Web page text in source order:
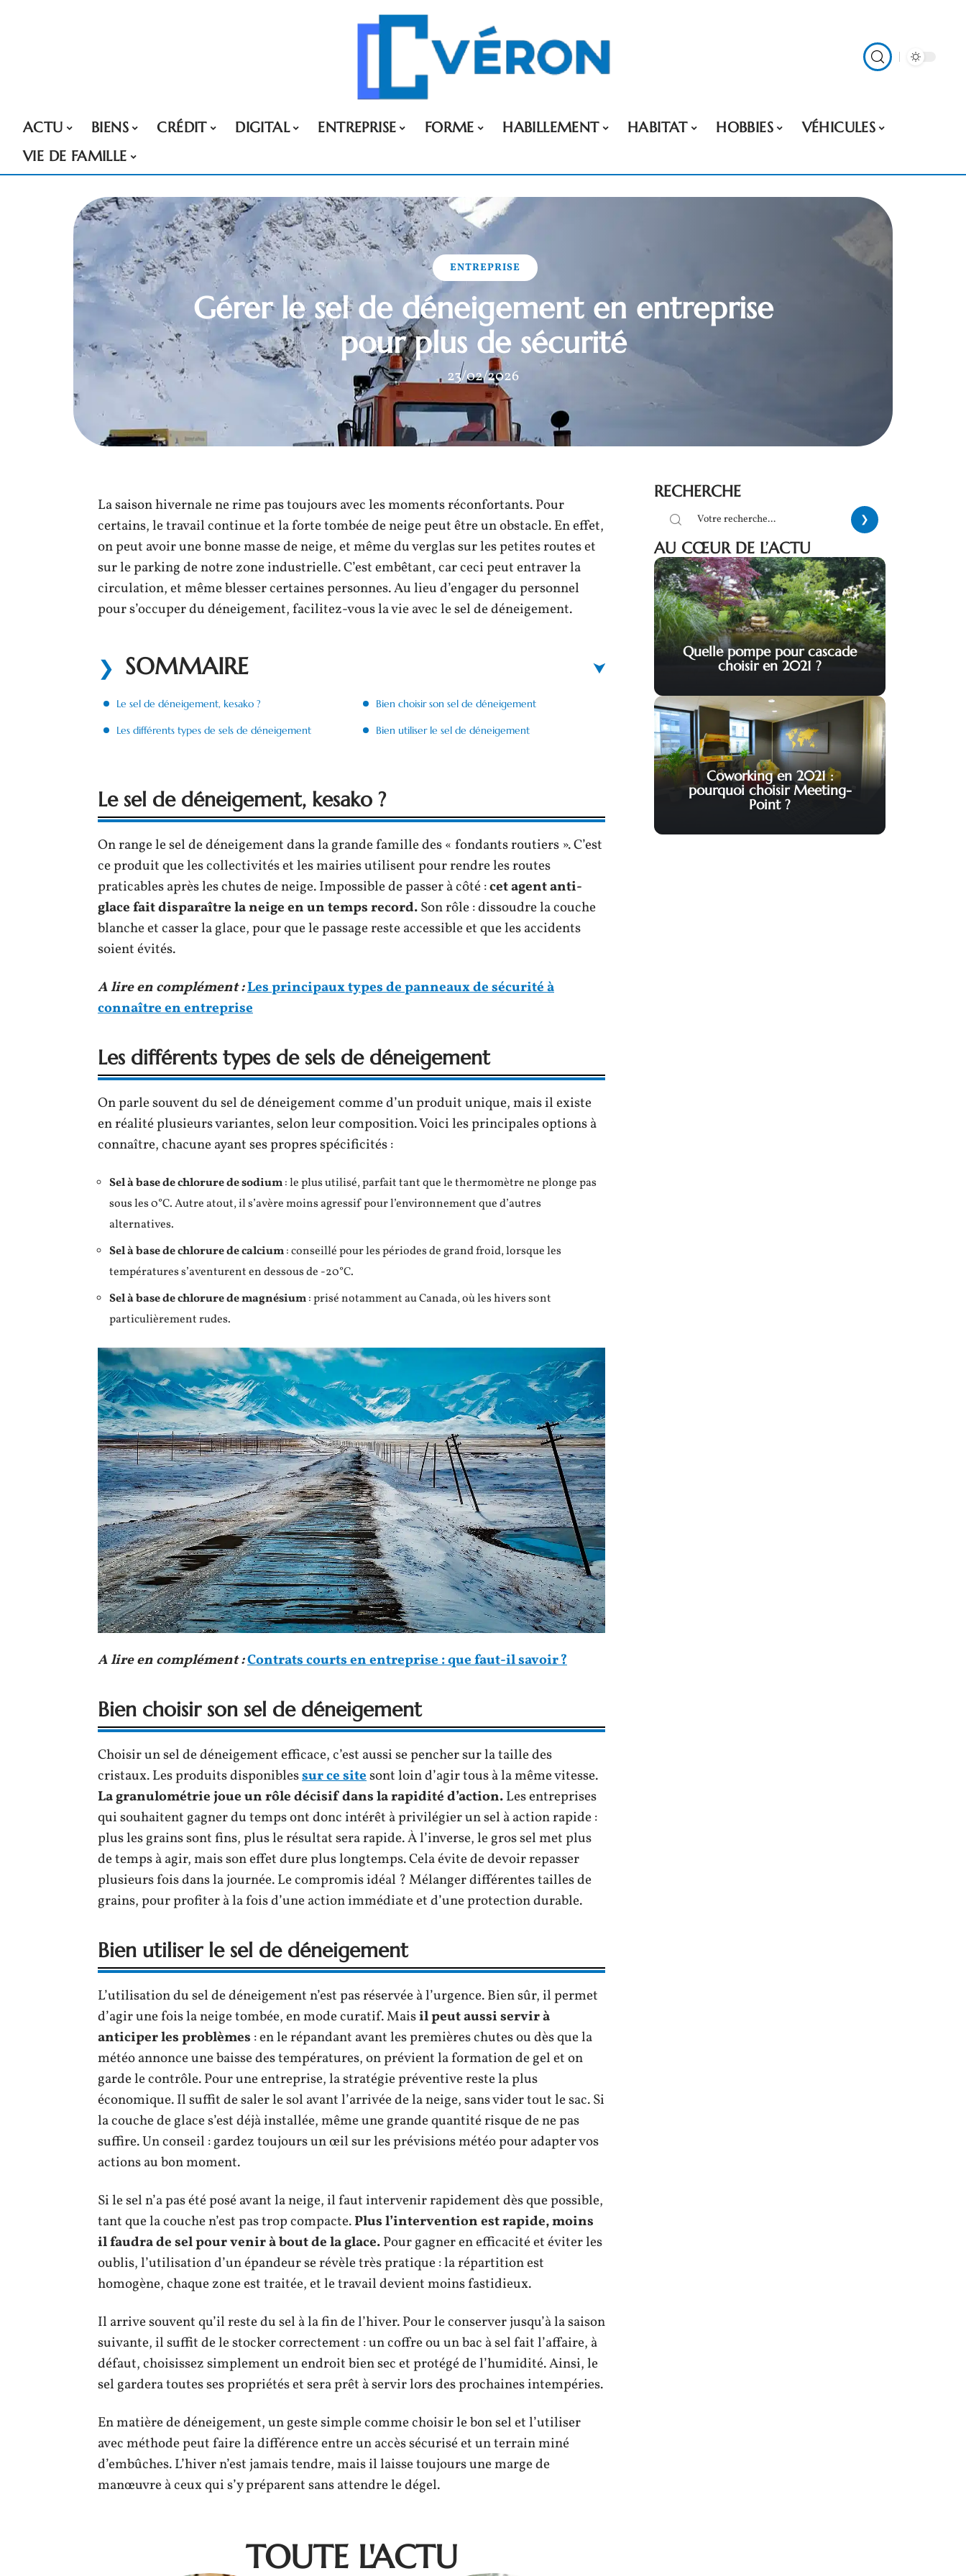
ACTU BIENS CRÉDIT DIGITAL ENTREPRISE FORME HABILLEMENT HABITAT HOBBIES
VÉHICULES
VIE DE FAMILLE
ENTREPRISE
Gérer le sel de déneigement en entreprise
pour plus de sécurité
23/02/2026
La saison hivernale ne rime pas toujours avec les moments réconfortants. Pour
certains, le travail continue et la forte tombée de neige peut être un obstacle. En effet,
on peut avoir une bonne masse de neige, et même du verglas sur les petites routes et
sur le parking de notre zone industrielle. C’est embêtant, car ceci peut entraver la
circulation, et même blesser certaines personnes. Au lieu d’engager du personnel
pour s’occuper du déneigement, facilitez-vous la vie avec le sel de déneigement.
SOMMAIRE
Le sel de déneigement, kesako ?
Les différents types de sels de déneigement
Bien choisir son sel de déneigement
Bien utiliser le sel de déneigement
Le sel de déneigement, kesako ?
On range le sel de déneigement dans la grande famille des « fondants routiers ». C’est
ce produit que les collectivités et les mairies utilisent pour rendre les routes
praticables après les chutes de neige. Impossible de passer à côté :cet agent anti-
glace fait disparaître la neige en un temps record.Son rôle : dissoudre la couche
blanche et casser la glace, pour que le passage reste accessible et que les accidents
soient évités.
A lire en complément :Les principaux types de panneaux de sécurité à
connaître en entreprise
Les différents types de sels de déneigement
On parle souvent du sel de déneigement comme d’un produit unique, mais il existe
en réalité plusieurs variantes, selon leur composition. Voici les principales options à
connaître, chacune ayant ses propres spécificités :
Sel à base de chlorure de sodium: le plus utilisé, parfait tant que le thermomètre ne plonge pas
sous les 0°C. Autre atout, il s’avère moins agressif pour l’environnement que d’autres
alternatives.
Sel à base de chlorure de calcium: conseillé pour les périodes de grand froid, lorsque les
températures s’aventurent en dessous de -20°C.
Sel à base de chlorure de magnésium: prisé notamment au Canada, où les hivers sont
particulièrement rudes.
A lire en complément :Contrats courts en entreprise : que faut-il savoir ?
Bien choisir son sel de déneigement
Choisir un sel de déneigement efficace, c’est aussi se pencher sur la taille des
cristaux. Les produits disponiblessur ce sitesont loin d’agir tous à la même vitesse.
La granulométrie joue un rôle décisif dans la rapidité d’action.Les entreprises
qui souhaitent gagner du temps ont donc intérêt à privilégier un sel à action rapide :
plus les grains sont fins, plus le résultat sera rapide. À l’inverse, le gros sel met plus
de temps à agir, mais son effet dure plus longtemps. Cela évite de devoir repasser
plusieurs fois dans la journée. Le compromis idéal ? Mélanger différentes tailles de
grains, pour profiter à la fois d’une action immédiate et d’une protection durable.
Bien utiliser le sel de déneigement
L’utilisation du sel de déneigement n’est pas réservée à l’urgence. Bien sûr, il permet
d’agir une fois la neige tombée, en mode curatif. Maisil peut aussi servir à
anticiper les problèmes : en le répandant avant les premières chutes ou dès que la
météo annonce une baisse des températures, on prévient la formation de gel et on
garde le contrôle. Pour une entreprise, la stratégie préventive reste la plus
économique. Il suffit de saler le sol avant l’arrivée de la neige, sans vider tout le sac. Si
la couche de glace s’est déjà installée, même une grande quantité risque de ne pas
suffire. Un conseil : gardez toujours un œil sur les prévisions météo pour adapter vos
actions au bon moment.
Si le sel n’a pas été posé avant la neige, il faut intervenir rapidement dès que possible,
tant que la couche n’est pas trop compacte.Plus l’intervention est rapide, moins
il faudra de sel pour venir à bout de la glace.Pour gagner en efficacité et éviter les
oublis, l’utilisation d’un épandeur se révèle très pratique : la répartition est
homogène, chaque zone est traitée, et le travail devient moins fastidieux.
Il arrive souvent qu’il reste du sel à la fin de l’hiver. Pour le conserver jusqu’à la saison
suivante, il suffit de le stocker correctement : un coffre ou un bac à sel fait l’affaire, à
défaut, choisissez simplement un endroit bien sec et protégé de l’humidité. Ainsi, le
sel gardera toutes ses propriétés et sera prêt à servir lors des prochaines intempéries.
En matière de déneigement, un geste simple comme choisir le bon sel et l’utiliser
avec méthode peut faire la différence entre un accès sécurisé et un terrain miné
d’embûches. L’hiver n’est jamais tendre, mais il laisse toujours une marge de
manœuvre à ceux qui s’y préparent sans attendre le dégel.
TOUTE L'ACTU
RECHERCHE
AU CŒUR DE L’ACTU
Quelle pompe pour cascade
choisir en 2021 ?
Coworking en 2021 :
pourquoi choisir Meeting-
Point ?